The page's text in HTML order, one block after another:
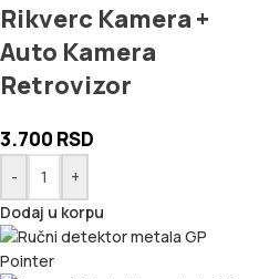
Rikverc Kamera +
Auto Kamera
Retrovizor
3.700 RSD
-
+
Dodaj u korpu